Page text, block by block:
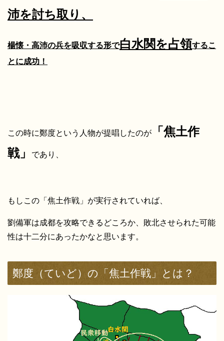
沛を討ち取り、
楊懐・高沛の兵を吸収する形で白水関を占領するこ
とに成功！
この時に鄭度という人物が提唱したのが
「焦土作
戦」
であり、
もしこの「焦土作戦」が実行されていれば、
劉備軍は成都を攻略できるどころか、敗北させられた可能
性は十二分にあったかなと思います。
鄭度（ていど）の「焦土作戦」とは？